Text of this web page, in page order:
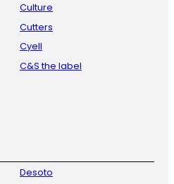
Culture
Cutters
Cyell
C&S the label
Desoto